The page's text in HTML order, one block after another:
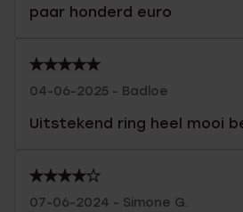
paar honderd euro
04-06-2025 - Badloe
Uitstekend ring heel mooi
07-06-2024 - Simone G.